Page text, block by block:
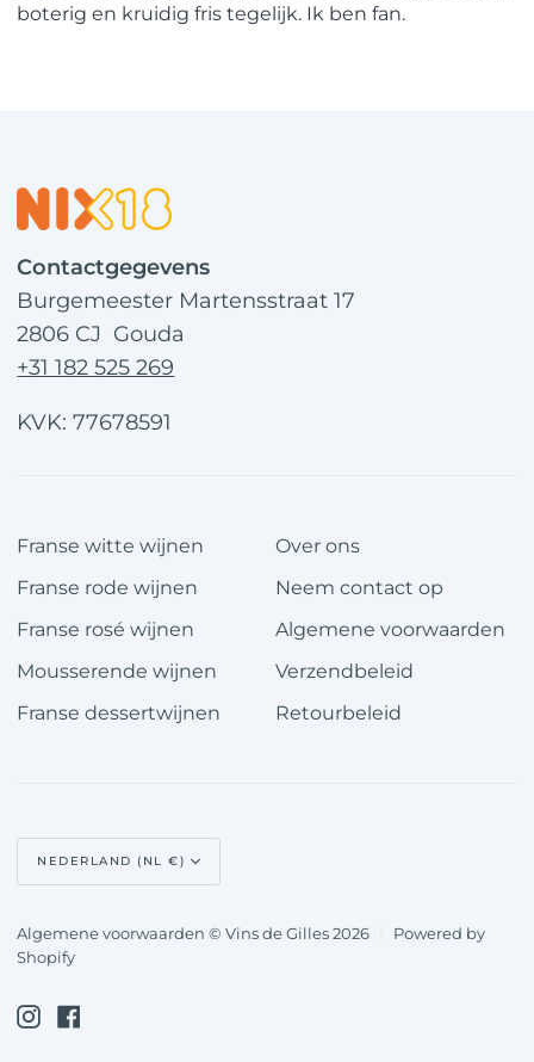
boterig en kruidig fris tegelijk. Ik ben fan.
Contactgegevens
Burgemeester Martensstraat 17
2806 CJ Gouda
+31 182 525 269
KVK: 77678591
Franse witte wijnen
Franse rode wijnen
Franse rosé wijnen
Mousserende wijnen
Franse dessertwijnen
Over ons
Neem contact op
Algemene voorwaarden
Verzendbeleid
Retourbeleid
Valuta NEDERLAND (NL €)
Algemene voorwaarden © Vins de Gilles 2026
Powered by
Shopify